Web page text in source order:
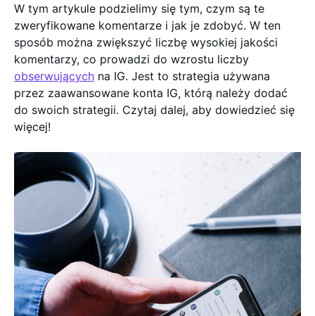
W tym artykule podzielimy się tym, czym są te
zweryfikowane komentarze i jak je zdobyć. W ten
sposób można zwiększyć liczbę wysokiej jakości
komentarzy, co prowadzi do wzrostu liczby
obserwujących na IG. Jest to strategia używana
przez zaawansowane konta IG, którą należy dodać
do swoich strategii. Czytaj dalej, aby dowiedzieć się
więcej!